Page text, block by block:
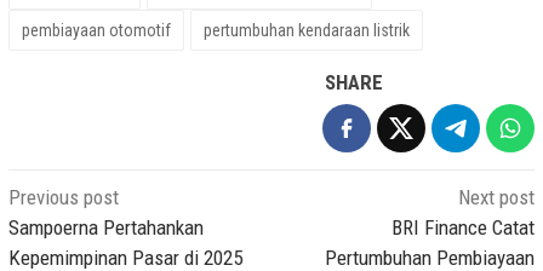
pembiayaan otomotif pertumbuhan kendaraan listrik
SHARE
Post
navigation
Previous post
Sampoerna Pertahankan
Kepemimpinan Pasar di 2025
Next post
BRI Finance Catat
Pertumbuhan Pembiayaan